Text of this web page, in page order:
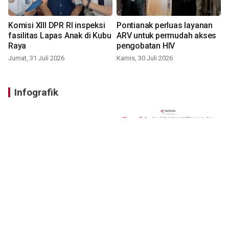
Komisi XIII DPR RI inspeksi
fasilitas Lapas Anak di Kubu
Raya
Jumat, 31 Juli 2026
Pontianak perluas layanan
ARV untuk permudah akses
pengobatan HIV
Kamis, 30 Juli 2026
Infografik